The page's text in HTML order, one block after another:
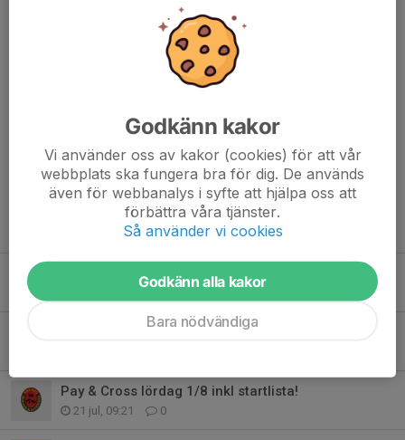
Tack för visad hänsyn medan dessa specialregler gäller och rid
Tidigare nyheter
Tävlingsmöte Allsvenskan 10/8
Banbygge samt funktionärer till Augusti-fälttävlan
Pay & Cross lördag 1/8 inkl startlista!
21 jul, 09:21 0
Godkänn kakor
Vi använder oss av kakor (cookies) för att vår
webbplats ska fungera bra för dig. De används
även för webbanalys i syfte att hjälpa oss att
förbättra våra tjänster.
Så använder vi cookies
Godkänn alla kakor
Bara nödvändiga